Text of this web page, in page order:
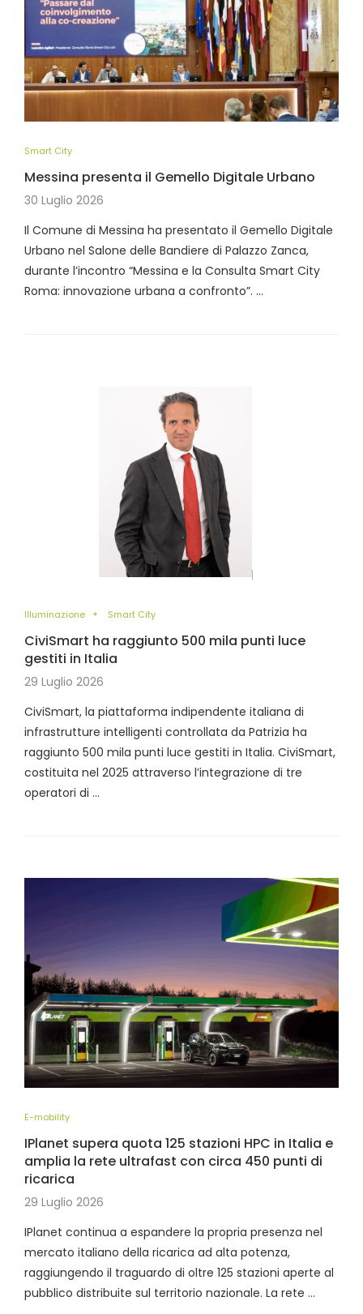
Smart City
Messina presenta il Gemello Digitale Urbano
30 Luglio 2026
Il Comune di Messina ha presentato il Gemello Digitale
Urbano nel Salone delle Bandiere di Palazzo Zanca,
durante l’incontro “Messina e la Consulta Smart City
Roma: innovazione urbana a confronto”. …
Illuminazione Smart City
CiviSmart ha raggiunto 500 mila punti luce
gestiti in Italia
29 Luglio 2026
CiviSmart, la piattaforma indipendente italiana di
infrastrutture intelligenti controllata da Patrizia ha
raggiunto 500 mila punti luce gestiti in Italia. CiviSmart,
costituita nel 2025 attraverso l’integrazione di tre
operatori di …
E-mobility
IPlanet supera quota 125 stazioni HPC in Italia e
amplia la rete ultrafast con circa 450 punti di
ricarica
29 Luglio 2026
IPlanet continua a espandere la propria presenza nel
mercato italiano della ricarica ad alta potenza,
raggiungendo il traguardo di oltre 125 stazioni aperte al
pubblico distribuite sul territorio nazionale. La rete …